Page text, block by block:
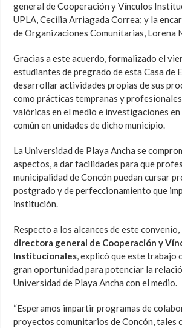
general de Cooperación y Vínculos
UPLA, Cecilia Arriagada Correa; y la
de Organizaciones Comunitarias, Lorena
Gracias a este acuerdo, formalizado el
estudiantes de pregrado de esta Casa de
desarrollar actividades propias de sus
como prácticas tempranas y
valóricas en el medio e investigaciones
común en unidades de dicho municipio.
La Universidad de Playa Ancha se
aspectos, a dar facilidades para que
municipalidad de Concón puedan cursar
postgrado y de perfeccionamiento que
institución.
Respecto a los alcances de este convenio,
directora general de Cooperación y
Institucionales, explicó que este trabajo
gran oportunidad para potenciar la
Universidad de Playa Ancha con el medio.
“Esperamos impartir programas de
proyectos comunitarios de Concón, tales